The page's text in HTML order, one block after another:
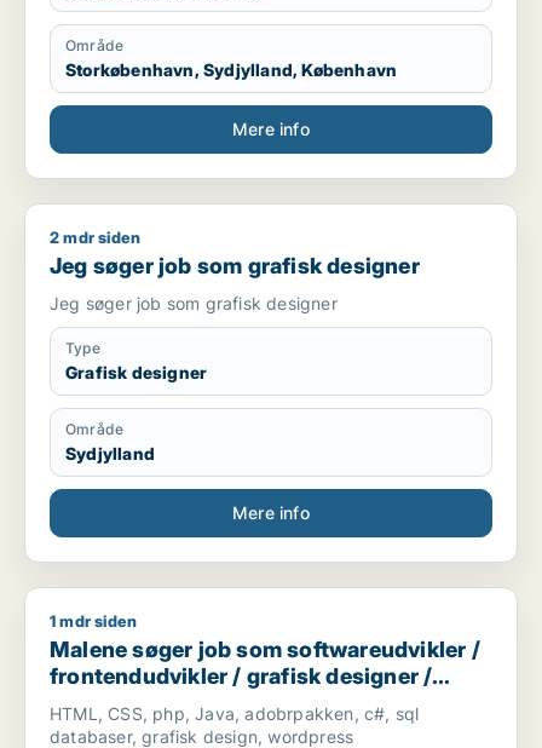
Område
Storkøbenhavn, Sydjylland, København
Mere info
Jeg søger job som grafisk designer
2 mdr siden
Jeg søger job som grafisk designer
Jeg søger job som grafisk designer
Type
Grafisk designer
Område
Sydjylland
Mere info
Malene søger job som softwareudvikler / frontendudvikler
1 mdr siden
Malene søger job som softwareudvikler /
frontendudvikler / grafisk designer /
marketingmedarbejder / kreativ
medarbejder
HTML, CSS, php, Java, adobrpakken, c#, sql
databaser, grafisk design, wordpress